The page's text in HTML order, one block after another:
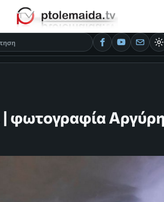
| φωτογραφία